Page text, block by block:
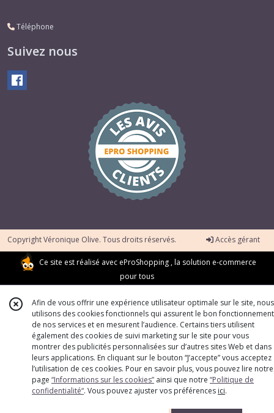
Téléphone
Suivez nous
Copyright Véronique Olive. Tous droits réservés. Accès gérant
Ce site est réalisé avec eProShopping, la solution e-commerce
pour tous
Afin de vous offrir une expérience utilisateur optimale sur le site, nous
utilisons des cookies fonctionnels qui assurent le bon fonctionnement
de nos services et en mesurent l’audience. Certains tiers utilisent
également des cookies de suivi marketing sur le site pour vous
montrer des publicités personnalisées sur d’autres sites Web et dans
leurs applications. En cliquant sur le bouton “J’accepte” vous acceptez
l’utilisation de ces cookies. Pour en savoir plus, vous pouvez lire notre
page “Informations sur les cookies” ainsi que notre “Politique de
confidentialité“. Vous pouvez ajuster vos préférences ici.